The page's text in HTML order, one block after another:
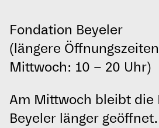
Fondation Beyeler
(längere
Mittwoch: 10 – 20 Uhr)
Am Mittwoch bleibt die
Beyeler länger geöffnet.